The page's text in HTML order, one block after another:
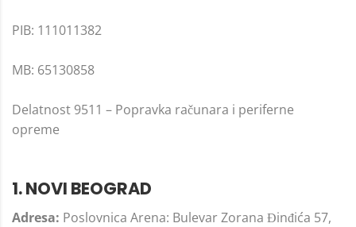
PIB: 111011382
MB: 65130858
Delatnost 9511 – Popravka računara i periferne
opreme
1. NOVI BEOGRAD
Adresa: Poslovnica Arena: Bulevar Zorana Đinđića 57,